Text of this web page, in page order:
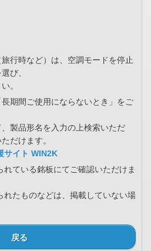
行時など）は、空調モードを停止
び、
。
期間ご使用にならないとき」をご
製品形名を入力の上検索いただ
だけます。
サイト WIN2K
ている銘板にてご確認いただけま
たものなどは、掲載していない場
戻る